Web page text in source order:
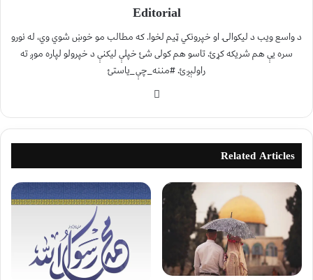
Editorial
د واسع ویب د لیکوالۍ او خپرونکي ټیم لخوا. که مطالب مو خوښ شوي وي، له نورو
سره یې هم شریکه کړئ. تاسو هم کولی شئ خپلې لیکنې د خپرولو لپاره موږ ته
راولېږئ. #مننه_چې_یاستئ
Related Articles